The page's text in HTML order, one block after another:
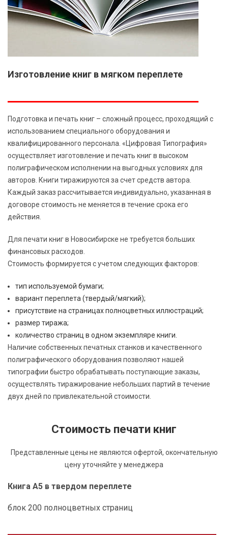
Изготовление книг в мягком переплете
Подготовка и печать книг – сложный процесс, проходящий с
использованием специального оборудования и
квалифицированного персонала. «Цифровая Типография»
осуществляет изготовление и печать книг в высоком
полиграфическом исполнении на выгодных условиях для
авторов. Книги тиражируются за счет средств автора.
Каждый заказ рассчитывается индивидуально, указанная в
договоре стоимость не меняется в течение срока его
действия.
Для печати книг в Новосибирске не требуется больших
финансовых расходов.
Стоимость формируется с учетом следующих факторов:
тип используемой бумаги;
вариант переплета (твердый/мягкий);
присутствие на страницах полноцветных иллюстраций;
размер тиража;
количество страниц в одном экземпляре книги.
Наличие собственных печатных станков и качественного
полиграфического оборудования позволяют нашей
типографии быстро обрабатывать поступающие заказы,
осуществлять тиражирование небольших партий в течение
двух дней по привлекательной стоимости.
Стоимость печати книг
Представленные цены не являются офертой, окончательную
цену уточняйте у менеджера
Книга А5 в твердом переплете
блок 200 полноцветных страниц